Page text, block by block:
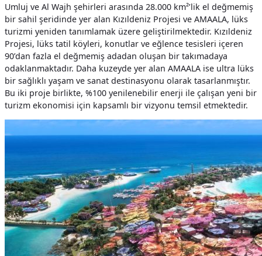
Umluj ve Al Wajh şehirleri arasında 28.000 km²’lik el değmemiş
bir sahil şeridinde yer alan Kızıldeniz Projesi ve AMAALA, lüks
turizmi yeniden tanımlamak üzere geliştirilmektedir. Kızıldeniz
Projesi, lüks tatil köyleri, konutlar ve eğlence tesisleri içeren
90’dan fazla el değmemiş adadan oluşan bir takımadaya
odaklanmaktadır. Daha kuzeyde yer alan AMAALA ise ultra lüks
bir sağlıklı yaşam ve sanat destinasyonu olarak tasarlanmıştır.
Bu iki proje birlikte, %100 yenilenebilir enerji ile çalışan yeni bir
turizm ekonomisi için kapsamlı bir vizyonu temsil etmektedir.